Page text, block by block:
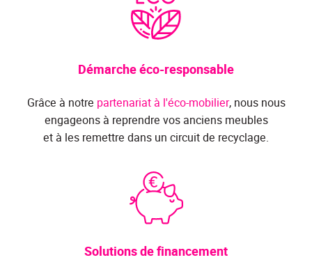
Démarche éco-responsable
Grâce à notre partenariat à l'éco-mobilier, nous nous
engageons à reprendre vos anciens meubles
et à les remettre dans un circuit de recyclage.
Solutions de financement